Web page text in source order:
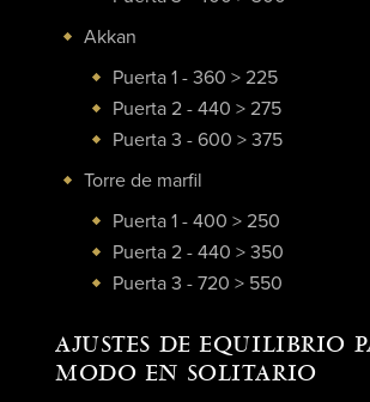
Akkan
Puerta 1 - 360 > 225
Puerta 2 - 440 > 275
Puerta 3 - 600 > 375
Torre de marfil
Puerta 1 - 400 > 250
Puerta 2 - 440 > 350
Puerta 3 - 720 > 550
AJUSTES DE EQUILIBRIO
MODO EN SOLITARIO